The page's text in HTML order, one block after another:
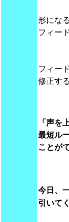
形にな
フィー
フィー
修正す
「声を
最短ル
ことが
今日、
引いて